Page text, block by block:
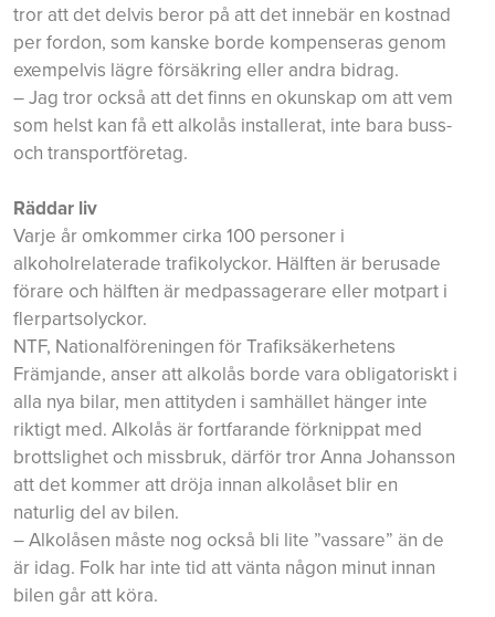
tror att det delvis beror på att det innebär en kostnad
per fordon, som kanske borde kompenseras genom
exempelvis lägre försäkring eller andra bidrag.
– Jag tror också att det finns en okunskap om att vem
som helst kan få ett alkolås installerat, inte bara buss-
och transportföretag.
Räddar liv
Varje år omkommer cirka 100 personer i
alkoholrelaterade trafikolyckor. Hälften är berusade
förare och hälften är medpassagerare eller motpart i
flerpartsolyckor.
NTF, Nationalföreningen för Trafiksäkerhetens
Främjande, anser att alkolås borde vara obligatoriskt i
alla nya bilar, men attityden i samhället hänger inte
riktigt med. Alkolås är fortfarande förknippat med
brottslighet och missbruk, därför tror Anna Johansson
att det kommer att dröja innan alkolåset blir en
naturlig del av bilen.
– Alkolåsen måste nog också bli lite ”vassare” än de
är idag. Folk har inte tid att vänta någon minut innan
bilen går att köra.